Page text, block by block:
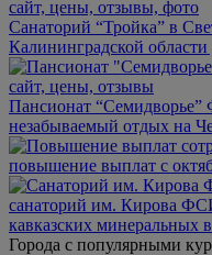
Санаторий “Тройка” в
Калининградской
Пансионат
незабываемый отдых на
повышение выплат с
санаторий им. Кирова
кавказских минеральных
Города с популярными